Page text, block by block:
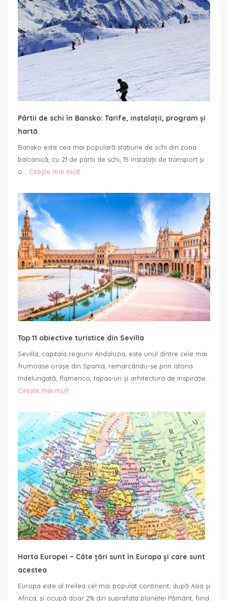
Pârtii de schi în Bansko: Tarife, instalații, program și
hartă
Bansko este cea mai populară stațiune de schi din zona
balcanică, cu 21 de pârtii de schi, 15 instalații de transport și
o… Citește mai mult
Top 11 obiective turistice din Sevilla
Sevilla, capitala regiunii Andaluzia, este unul dintre cele mai
frumoase orașe din Spania, remarcându-se prin istoria
îndelungată, flamenco, tapas-uri și arhitectura de inspirație…
Citește mai mult
Harta Europei – Câte țări sunt în Europa și care sunt
acestea
Europa este al treilea cel mai populat continent, după Asia și
Africa, și ocupă doar 2% din suprafața planetei Pământ, fiind